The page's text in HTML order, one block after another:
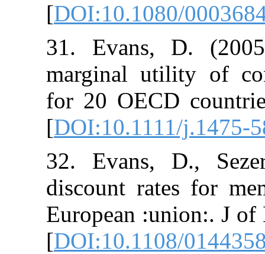
[DOI:10.1080/
31. Evans,
marginal
for 20 OECD
[DOI:10.1111/
32. Evans,
discount
European
[DOI:10.1108/